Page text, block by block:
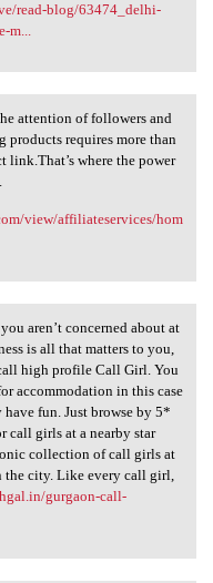
read-blog/63474_delhi-
m...
the
attention of followers and
requires more than
link.That’s where the power
view/affiliateservices/hom
you aren
aren’t concerned about at
is all that matters to you,
high profile Call Girl. You
accommodation in this case
have fun. Just browse by 5*
call girls at a nearby star
collection of call girls at
the city. Like every call girl,
gurgaon-call-